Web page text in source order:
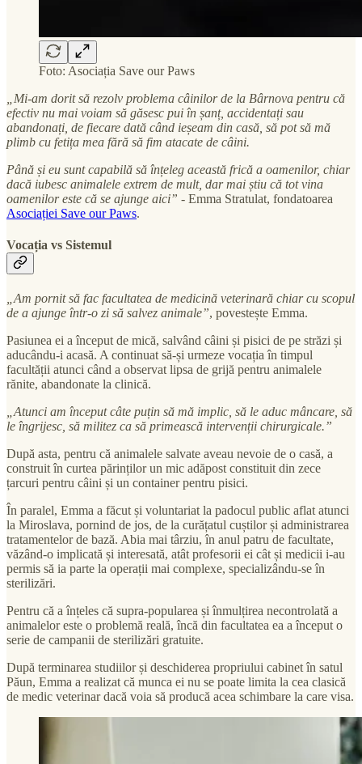
Foto: Asociația Save our Paws
„Mi-am dorit să rezolv problema câinilor de la Bârnova pentru că
efectiv nu mai voiam să găsesc pui în șanț, accidentați sau
abandonați, de fiecare dată când ieșeam din casă, să pot să mă
plimb cu fetița mea fără să fim atacate de câini.
Până și eu sunt capabilă să înțeleg această frică a oamenilor, chiar
dacă iubesc animalele extrem de mult, dar mai știu că tot vina
oamenilor este că se ajunge aici” - Emma Stratulat, fondatoarea
Asociației Save our Paws.
Vocația vs Sistemul
„Am pornit să fac facultatea de medicină veterinară chiar cu scopul
de a ajunge într-o zi să salvez animale”, povestește Emma.
Pasiunea ei a început de mică, salvând câini și pisici de pe străzi și
aducându-i acasă. A continuat să-și urmeze vocația în timpul
facultății atunci când a observat lipsa de grijă pentru animalele
rănite, abandonate la clinică.
„Atunci am început câte puțin să mă implic, să le aduc mâncare, să
le îngrijesc, să militez ca să primească intervenții chirurgicale.”
După asta, pentru că animalele salvate aveau nevoie de o casă, a
construit în curtea părinților un mic adăpost constituit din zece
țarcuri pentru câini și un container pentru pisici.
În paralel, Emma a făcut și voluntariat la padocul public aflat atunci
la Miroslava, pornind de jos, de la curățatul cuștilor și administrarea
tratamentelor de bază. Abia mai târziu, în anul patru de facultate,
văzând-o implicată și interesată, atât profesorii ei cât și medicii i-au
permis să ia parte la operații mai complexe, specializându-se în
sterilizări.
Pentru că a înțeles că supra-popularea și înmulțirea necontrolată a
animalelor este o problemă reală, încă din facultatea ea a început o
serie de campanii de sterilizări gratuite.
După terminarea studiilor și deschiderea propriului cabinet în satul
Păun, Emma a realizat că munca ei nu se poate limita la cea clasică
de medic veterinar dacă voia să producă acea schimbare la care visa.